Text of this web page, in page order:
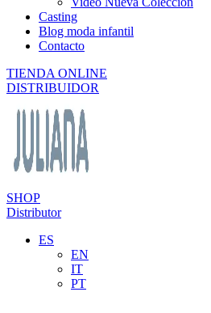
Casting
Blog moda infantil
Contacto
TIENDA ONLINE
DISTRIBUIDOR
SHOP
Distributor
ES
EN
IT
PT